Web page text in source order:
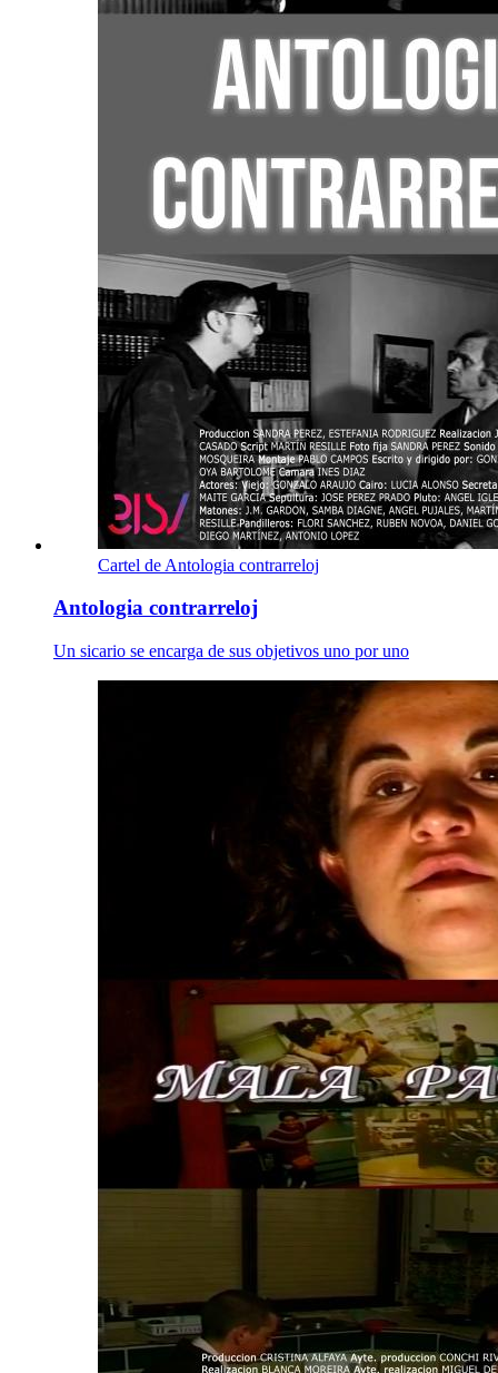
Cartel de Antologia contrarreloj
Antologia contrarreloj
Un sicario se encarga de sus objetivos uno por uno